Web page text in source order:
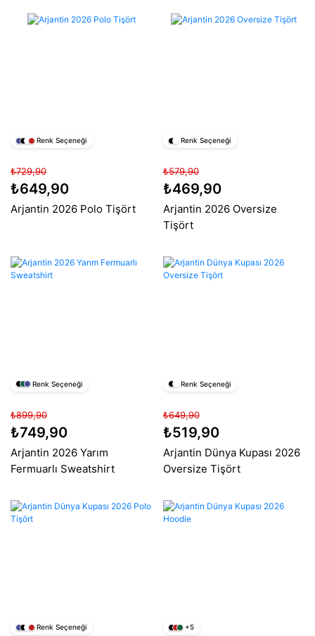
Renk Seçeneği
₺729,90
₺649,90
Arjantin 2026 Polo Tişört
Renk Seçeneği
₺579,90
₺469,90
Arjantin 2026 Oversize
Tişört
Renk Seçeneği
₺899,90
₺749,90
Arjantin 2026 Yarım
Fermuarlı Sweatshirt
Renk Seçeneği
₺649,90
₺519,90
Arjantin Dünya Kupası 2026
Oversize Tişört
Renk Seçeneği +5